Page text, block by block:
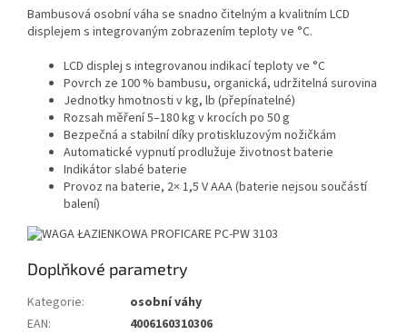
Bambusová osobní váha se snadno čitelným a kvalitním LCD
displejem s integrovaným zobrazením teploty ve °C.
LCD displej s integrovanou indikací teploty ve °C
Povrch ze 100 % bambusu, organická, udržitelná surovina
Jednotky hmotnosti v kg, lb (přepínatelné)
Rozsah měření 5–180 kg v krocích po 50 g
Bezpečná a stabilní díky protiskluzovým nožičkám
Automatické vypnutí prodlužuje životnost baterie
Indikátor slabé baterie
Provoz na baterie, 2× 1,5 V AAA (baterie nejsou součástí
balení)
Doplňkové parametry
Kategorie:
osobní váhy
EAN:
4006160310306